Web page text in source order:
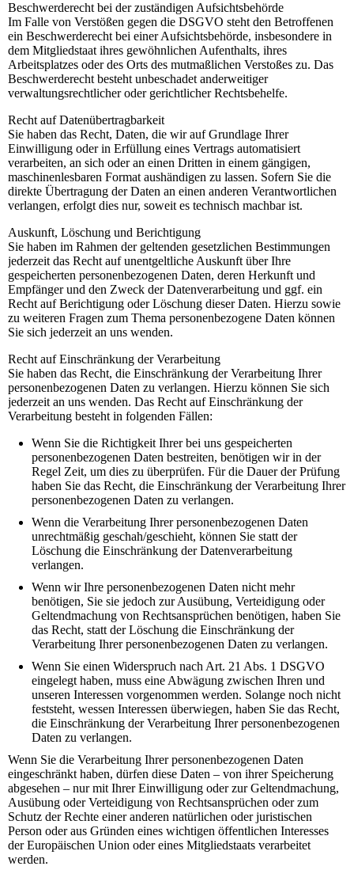
Beschwerderecht bei der zuständigen Aufsichtsbehörde
Im Falle von Verstößen gegen die DSGVO steht den Betroffenen
ein Beschwerderecht bei einer Aufsichtsbehörde, insbesondere in
dem Mitgliedstaat ihres gewöhnlichen Aufenthalts, ihres
Arbeitsplatzes oder des Orts des mutmaßlichen Verstoßes zu. Das
Beschwerderecht besteht unbeschadet anderweitiger
verwaltungsrechtlicher oder gerichtlicher Rechtsbehelfe.
Recht auf Datenübertragbarkeit
Sie haben das Recht, Daten, die wir auf Grundlage Ihrer
Einwilligung oder in Erfüllung eines Vertrags automatisiert
verarbeiten, an sich oder an einen Dritten in einem gängigen,
maschinenlesbaren Format aushändigen zu lassen. Sofern Sie die
direkte Übertragung der Daten an einen anderen Verantwortlichen
verlangen, erfolgt dies nur, soweit es technisch machbar ist.
Auskunft, Löschung und Berichtigung
Sie haben im Rahmen der geltenden gesetzlichen Bestimmungen
jederzeit das Recht auf unentgeltliche Auskunft über Ihre
gespeicherten personenbezogenen Daten, deren Herkunft und
Empfänger und den Zweck der Datenverarbeitung und ggf. ein
Recht auf Berichtigung oder Löschung dieser Daten. Hierzu sowie
zu weiteren Fragen zum Thema personenbezogene Daten können
Sie sich jederzeit an uns wenden.
Recht auf Einschränkung der Verarbeitung
Sie haben das Recht, die Einschränkung der Verarbeitung Ihrer
personenbezogenen Daten zu verlangen. Hierzu können Sie sich
jederzeit an uns wenden. Das Recht auf Einschränkung der
Verarbeitung besteht in folgenden Fällen:
Wenn Sie die Richtigkeit Ihrer bei uns gespeicherten
personenbezogenen Daten bestreiten, benötigen wir in der
Regel Zeit, um dies zu überprüfen. Für die Dauer der Prüfung
haben Sie das Recht, die Einschränkung der Verarbeitung Ihrer
personenbezogenen Daten zu verlangen.
Wenn die Verarbeitung Ihrer personenbezogenen Daten
unrechtmäßig geschah/geschieht, können Sie statt der
Löschung die Einschränkung der Datenverarbeitung
verlangen.
Wenn wir Ihre personenbezogenen Daten nicht mehr
benötigen, Sie sie jedoch zur Ausübung, Verteidigung oder
Geltendmachung von Rechtsansprüchen benötigen, haben Sie
das Recht, statt der Löschung die Einschränkung der
Verarbeitung Ihrer personenbezogenen Daten zu verlangen.
Wenn Sie einen Widerspruch nach Art. 21 Abs. 1 DSGVO
eingelegt haben, muss eine Abwägung zwischen Ihren und
unseren Interessen vorgenommen werden. Solange noch nicht
feststeht, wessen Interessen überwiegen, haben Sie das Recht,
die Einschränkung der Verarbeitung Ihrer personenbezogenen
Daten zu verlangen.
Wenn Sie die Verarbeitung Ihrer personenbezogenen Daten
eingeschränkt haben, dürfen diese Daten – von ihrer Speicherung
abgesehen – nur mit Ihrer Einwilligung oder zur Geltendmachung,
Ausübung oder Verteidigung von Rechtsansprüchen oder zum
Schutz der Rechte einer anderen natürlichen oder juristischen
Person oder aus Gründen eines wichtigen öffentlichen Interesses
der Europäischen Union oder eines Mitgliedstaats verarbeitet
werden.